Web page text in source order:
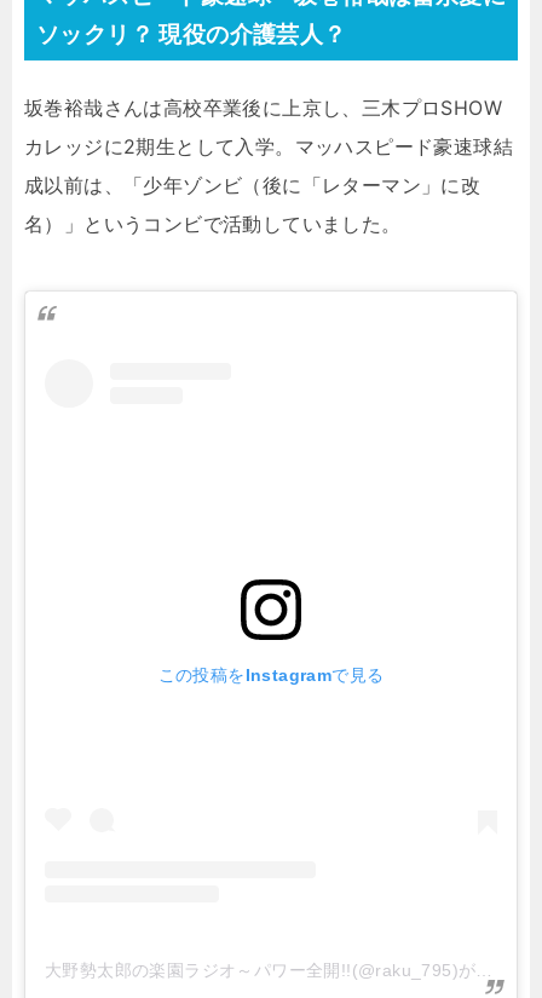
ソックリ？ 現役の介護芸人？
坂巻裕哉さんは高校卒業後に上京し、三木プロSHOW
カレッジに2期生として入学。マッハスピード豪速球結
成以前は、「少年ゾンビ（後に「レターマン」に改
名）」というコンビで活動していました。
この投稿をInstagramで見る
大野勢太郎の楽園ラジオ～パワー全開!!(@raku_795)がシェアした投稿